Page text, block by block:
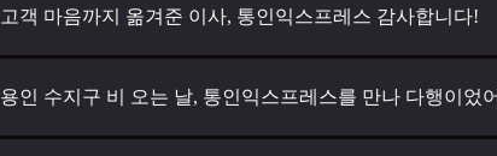
고객 마음까지 옮겨준 이사, 통인익스프레스 감사합니다!
용인 수지구 비 오는 날, 통인익스프레스를 만나 다행이었